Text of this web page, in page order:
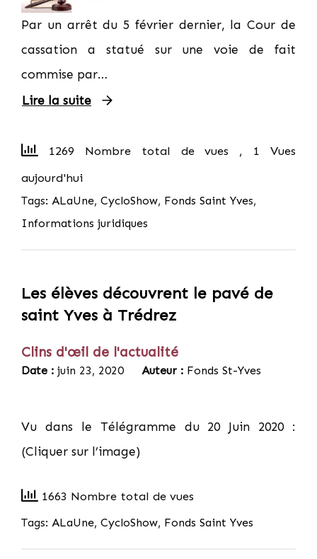
Par un arrêt du 5 février dernier, la Cour de
cassation a statué sur une voie de fait
commise par…
Lire la suite
1269 Nombre total de vues , 1 Vues
aujourd'hui
Tags: ALaUne, CycloShow, Fonds Saint Yves,
Informations juridiques
Les élèves découvrent le pavé de
saint Yves à Trédrez
Clins d'œil de l'actualité
Date : juin 23, 2020 Auteur : Fonds St-Yves
Vu dans le Télégramme du 20 Juin 2020 :
(Cliquer sur l’image)
1663 Nombre total de vues
Tags: ALaUne, CycloShow, Fonds Saint Yves